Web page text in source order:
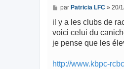
M
s
s
a
g
e
par Patricia LFC» 20/
il y a les clubs de
voici celui du
je pense que les
http://www.kbpc-